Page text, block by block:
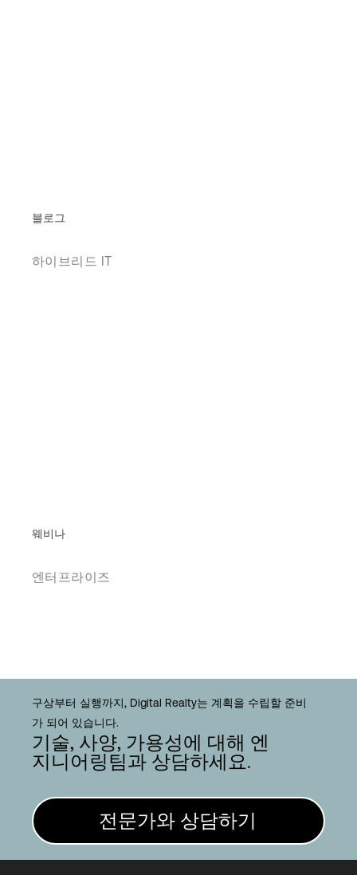
블로그
하이브리드 IT
웨비나
엔터프라이즈
구상부터 실행까지, Digital Realty는 계획을 수립할 준비
가 되어 있습니다.
기술, 사양, 가용성에 대해 엔
지니어링팀과 상담하세요.
전문가와 상담하기